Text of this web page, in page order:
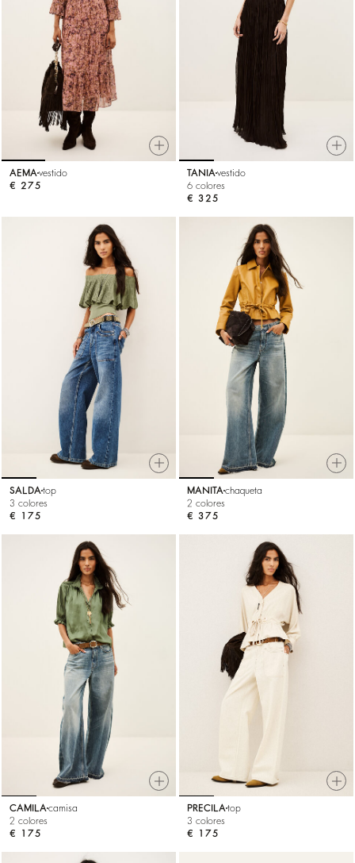
AEMA vestido
€ 275
TANIA vestido
6 colores
€ 325
SALDA top
3 colores
€ 175
MANITA chaqueta
2 colores
€ 375
CAMILA camisa
2 colores
€ 175
PRECILA top
3 colores
€ 175